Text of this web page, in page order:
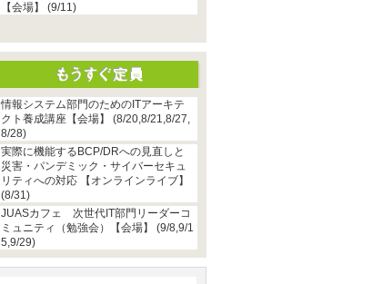
【会場】 (9/11)
情報システム部門のためのITアーキテ
クト養成講座【会場】 (8/20,8/21,8/27,
8/28)
実際に機能するBCP/DRへの見直しと
災害・パンデミック・サイバーセキュ
リティへの対応 【オンラインライブ】
(8/31)
JUASカフェ 次世代IT部門リーダーコ
ミュニティ（勉強会）【会場】 (9/8,9/1
5,9/29)